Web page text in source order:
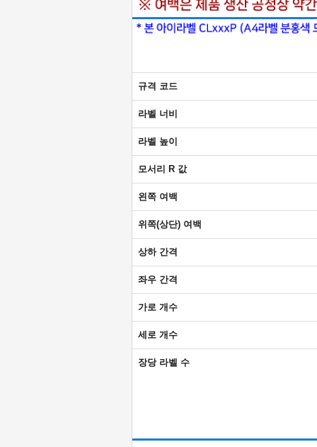
규격 코드
라벨 너비
라벨 높이
모서리 R 값
왼쪽 여백
위쪽(상단) 여백
상하 간격
좌우 간격
가로 개수
세로 개수
장당 라벨 수